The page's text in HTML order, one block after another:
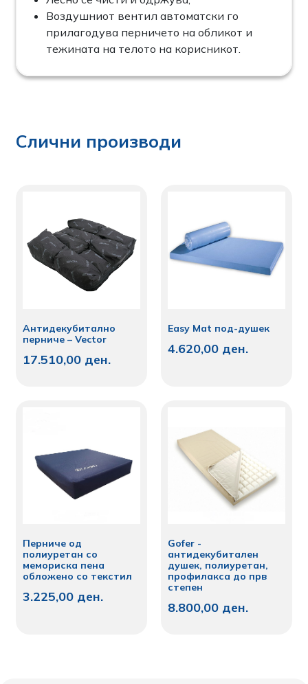
Воздушниот вентил автоматски го
прилагодува перничето на обликот и
тежината на телото на корисникот.
Слични производи
Антидекубитално
перниче – Vector
17.510,00 ден.
Easy Mat под-душек
4.620,00 ден.
Перниче од
полиуретан со
мемориска пена
обложено со текстил
3.225,00 ден.
Gofer -
антидекубитален
душек, полиуретан,
профилакса до прв
степен
8.800,00 ден.